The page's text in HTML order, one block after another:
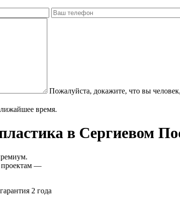
Пожалуйста, докажите, что вы
время.
в Сергиевом
проектам —
гарантия 2 года